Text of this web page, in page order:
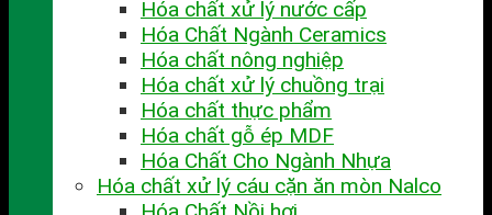
Hóa chất xử lý nước cấp
Hóa Chất Ngành Ceramics
Hóa chất nông nghiệp
Hóa chất xử lý chuồng trại
Hóa chất thực phẩm
Hóa chất gỗ ép MDF
Hóa Chất Cho Ngành Nhựa
Hóa chất xử lý cáu cặn ăn mòn Nalco